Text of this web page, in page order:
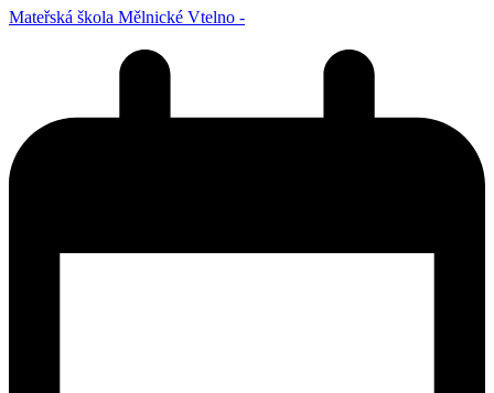
Mateřská škola Mělnické Vtelno -